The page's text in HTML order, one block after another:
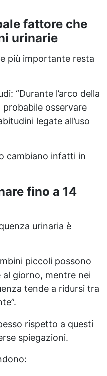
fattore che
urinarie
più importante resta
“Durante l’arco della
osservare
legate all’uso
cambiano infatti in
fino a 14
urinaria è
piccoli possono
al giorno, mentre nei
tende a ridursi tra
rispetto a questi
spiegazioni.